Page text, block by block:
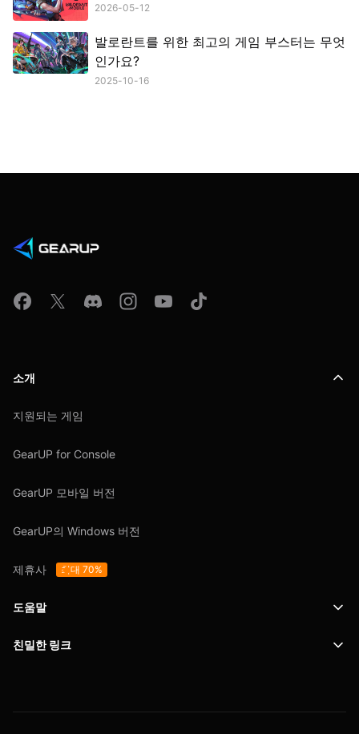
2026-05-12
발로란트를 위한 최고의 게임 부스터는 무엇
인가요?
2025-10-16
소개
지원되는 게임
GearUP for Console
GearUP 모바일 버전
GearUP의 Windows 버전
제휴사 최대 70%
도움말
지원
친밀한 링크